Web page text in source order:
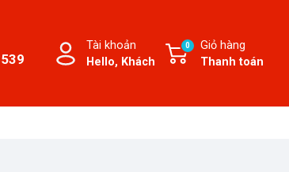
Tài khoản
Hello, Khách
Giỏ hàng
Thanh toán
0